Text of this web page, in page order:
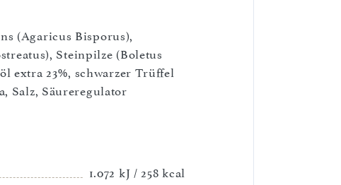
(Agaricus Bisporus),
Steinpilze (Boletus
extra 23%, schwarzer Trüffel
Salz, Säureregulator
1.072 kJ / 258 kcal